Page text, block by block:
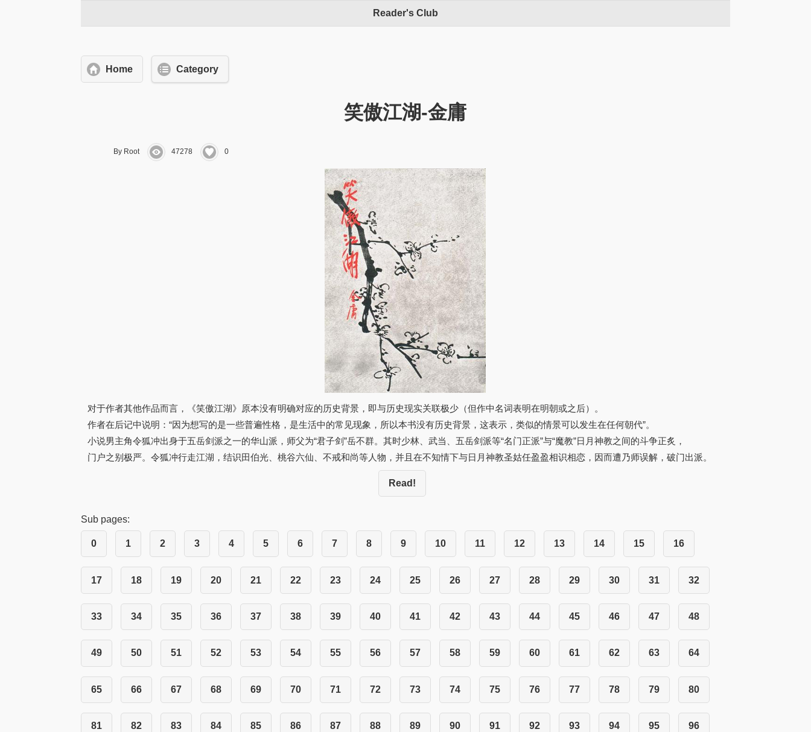
Reader's Club
Home Category
笑傲江湖-金庸
By Root 47278 0
对于作者其他作品而言，《笑傲江湖》原本没有明确对应的历史背景，即与历史现实关联极少（但作中名词表明在明朝或之后）。
作者在后记中说明：“因为想写的是一些普遍性格，是生活中的常见现象，所以本书没有历史背景，这表示，类似的情景可以发生在任何朝代”。
小说男主角令狐冲出身于五岳剑派之一的华山派，师父为“君子剑”岳不群。其时少林、武当、五岳剑派等“名门正派”与“魔教”日月神教之间的斗争正炙，
门户之别极严。令狐冲行走江湖，结识田伯光、桃谷六仙、不戒和尚等人物，并且在不知情下与日月神教圣姑任盈盈相识相恋，因而遭乃师误解，破门出派。
Read!
Sub pages:
0 1 2 3 4 5 6 7 8 9 10 11 12 13 14 15 16
17 18 19 20 21 22 23 24 25 26 27 28 29 30 31 32
33 34 35 36 37 38 39 40 41 42 43 44 45 46 47 48
49 50 51 52 53 54 55 56 57 58 59 60 61 62 63 64
65 66 67 68 69 70 71 72 73 74 75 76 77 78 79 80
81 82 83 84 85 86 87 88 89 90 91 92 93 94 95 96